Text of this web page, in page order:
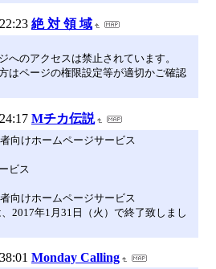
絶 対 領 域
へのアクセスは禁止されています。
はページの権限設定等が適切かご確認
Mチカ伝説
向けホームページサービス
ビス
向けホームページサービス
、2017年1月31日（火）で終了致しまし
Monday Calling